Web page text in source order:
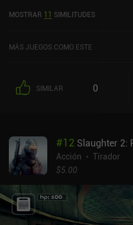
MOSTRAR 11 SIMILITUDES
MÁS JUEGOS COMO ESTE
SIMILAR 0
#12 Slaughter 2:
Acción
Tirador
$5.00